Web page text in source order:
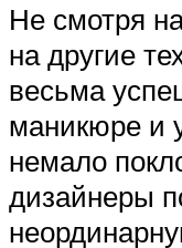
Не смотря
на другие
весьма
маникюре и
немало
дизайнеры